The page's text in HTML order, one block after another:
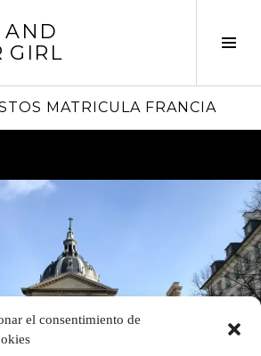
el consentimiento de
AND
GIRL
MATRICULA FRANCIA